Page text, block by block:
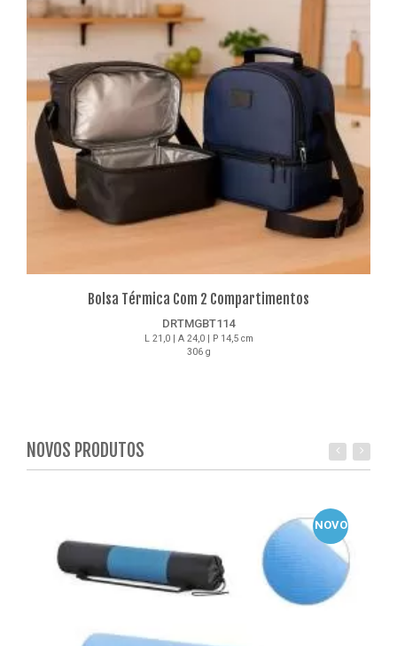
Bolsa Térmica Com 2 Compartimentos
DRTMGBT114
L 21,0 | A 24,0 | P 14,5 cm
306 g
NOVOS PRODUTOS
NOVO